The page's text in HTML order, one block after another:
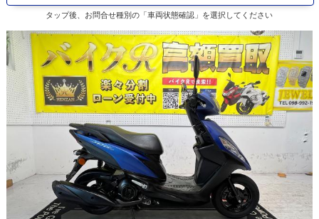
タップ後、お問合せ種別の「車両状態確認」を選択してください